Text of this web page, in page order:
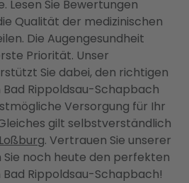
Lesen Sie Bewertungen
Qualität der medizinischen
Die Augengesundheit
Priorität. Unser
Sie dabei, den richtigen
Rippoldsau-Schapbach
Versorgung für Ihr
gilt selbstverständlich
. Vertrauen Sie unserer
Sie noch heute den perfekten
Rippoldsau-Schapbach!